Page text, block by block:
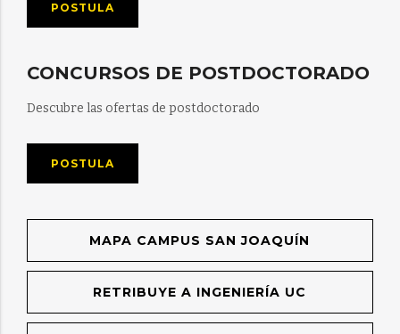
POSTULA
CONCURSOS DE POSTDOCTORADO
Descubre las ofertas de postdoctorado
POSTULA
MAPA CAMPUS SAN JOAQUÍN
RETRIBUYE A INGENIERÍA UC